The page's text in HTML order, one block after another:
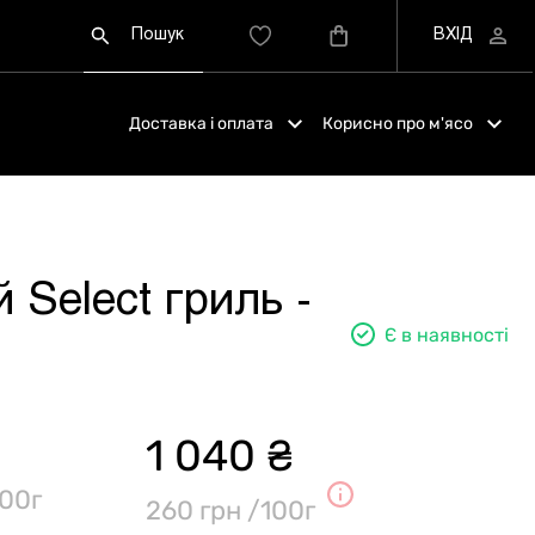
Доставка і оплата Корисно про м'ясо
Select гриль -
Є в наявності
1 040 ₴
260 грн /100г